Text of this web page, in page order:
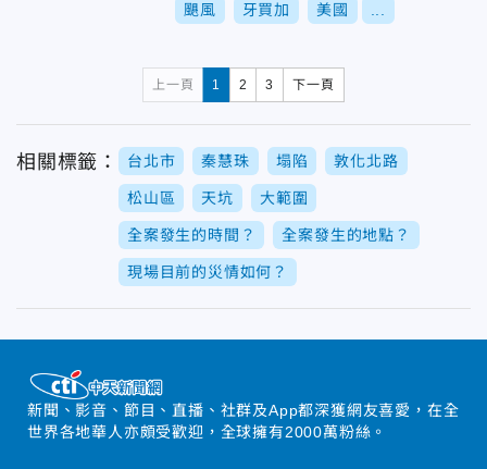
颶風 牙買加 美國
上一頁 1 2 3 下一頁
相關標籤： 台北市 秦慧珠 塌陷 敦化北路
松山區 天坑 大範圍
全案發生的時間？ 全案發生的地點？
現場目前的災情如何？
新聞、影音、節目、直播、社群及App都深獲網友喜愛，在全
世界各地華人亦頗受歡迎，全球擁有2000萬粉絲。